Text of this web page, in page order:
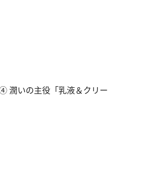
潤いの主役「乳液＆クリー